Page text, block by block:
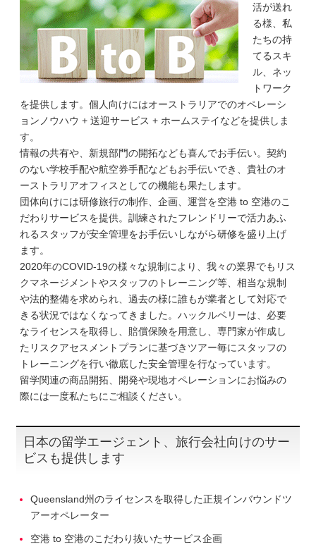
活が送れ
る様、私
たちの持
てるスキ
ル、ネッ
トワーク
を提供します。個人向けにはオーストラリアでのオペレーシ
ョンノウハウ + 送迎サービス + ホームステイなどを提供しま
す。
情報の共有や、新規部門の開拓なども喜んでお手伝い。契約
のない学校手配や航空券手配などもお手伝いでき、貴社のオ
ーストラリアオフィスとしての機能も果たします。
団体向けには研修旅行の制作、企画、運営を空港 to 空港のこ
だわりサービスを提供。訓練されたフレンドリーで活力あふ
れるスタッフが安全管理をお手伝いしながら研修を盛り上げ
ます。
2020年のCOVID-19の様々な規制により、我々の業界でもリス
クマネージメントやスタッフのトレーニング等、相当な規制
や法的整備を求められ、過去の様に誰もが業者として対応で
きる状況ではなくなってきました。ハックルベリーは、必要
なライセンスを取得し、賠償保険を用意し、専門家が作成し
たリスクアセスメントプランに基づきツアー毎にスタッフの
トレーニングを行い徹底した安全管理を行なっています。
留学関連の商品開拓、開発や現地オペレーションにお悩みの
際には一度私たちにご相談ください。
日本の留学エージェント、旅行会社向けのサー
ビスも提供します
Queensland州のライセンスを取得した正規インバウンドツ
アーオペレーター
空港 to 空港のこだわり抜いたサービス企画